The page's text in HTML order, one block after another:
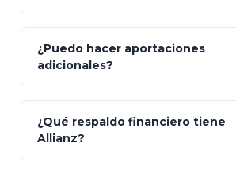
100% a
beneficiarios designados
¿Puedo hacer aportaciones
adicionales?
¿Qué respaldo financiero tiene
Allianz?